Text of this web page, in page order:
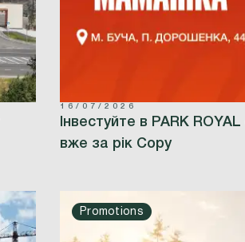
16/07/2026
Інвестуйте в PARK
вже за рік Copy
Promotions